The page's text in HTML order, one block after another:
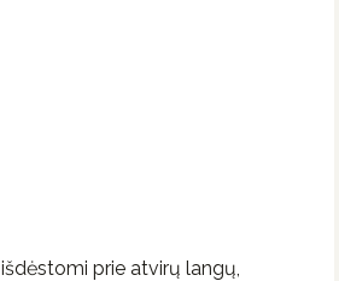
prie atvirų langų,